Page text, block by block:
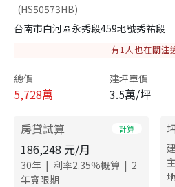
(HS50573HB)
台南市白河區永秀段459地號秀祐段
有1 人也在關注
總價
5,728萬
建坪單價
3.5萬/坪
房貸試算 計算
186,248 元/月
30年 | 利率2.35%概算 | 2
年寬限期